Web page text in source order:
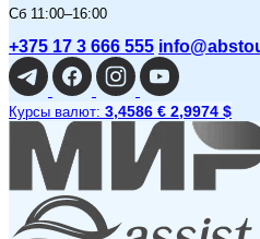
Сб 11:00–16:00
+375 17 3 666 555
Курсы валют: 3,4586 € 2,9974 $